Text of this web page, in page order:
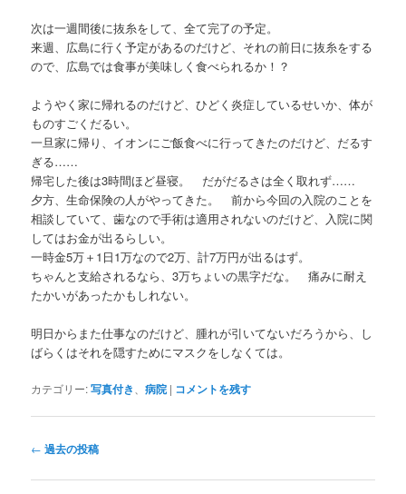
次は一週間後に抜糸をして、全て完了の予定。
来週、広島に行く予定があるのだけど、それの前日に抜糸をする
ので、広島では食事が美味しく食べられるか！？
ようやく家に帰れるのだけど、ひどく炎症しているせいか、体が
ものすごくだるい。
一旦家に帰り、イオンにご飯食べに行ってきたのだけど、だるす
ぎる……
帰宅した後は3時間ほど昼寝。 だがだるさは全く取れず……
夕方、生命保険の人がやってきた。 前から今回の入院のことを
相談していて、歯なので手術は適用されないのだけど、入院に関
してはお金が出るらしい。
一時金5万＋1日1万なので2万、計7万円が出るはず。
ちゃんと支給されるなら、3万ちょいの黒字だな。 痛みに耐え
たかいがあったかもしれない。
明日からまた仕事なのだけど、腫れが引いてないだろうから、し
ばらくはそれを隠すためにマスクをしなくては。
カテゴリー:写真付き 、病院 | コメントを残す
投
ナ
← 過去の投稿